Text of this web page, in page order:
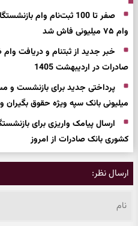
صفر تا 100 ثبت‌نام وام
وام ۷۵ میلیونی فاش شد
خبر جدید از ثبتنام و دریافت
صادرات در اردیبهشت 1405
میلیونی بانک سپه ویژه حقوق بگیران
ارسال پیامک واریزی برای
کشوری بانک صادرات از امروز
ارسال نظر: